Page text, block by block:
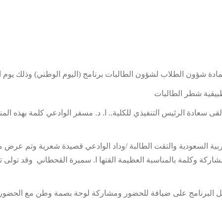
شؤون الطلاب لشؤون الطالبات برنامج (اليوم الوطني) وذلك يوم
سعادة الرئيس التنفيذي للكلية.. ا. د. مسفر الوادعي كلمة بهذه
السعودية والتقت الطالبة /وداد الوادعي قصيدة شعرية وتم
وكلمة بالمناسبة العظيمة القتها ا. سميرة القحطاني وقد
البرنامج على ضيافة للحضور ومشاركة لوحة بصمة وطن مع